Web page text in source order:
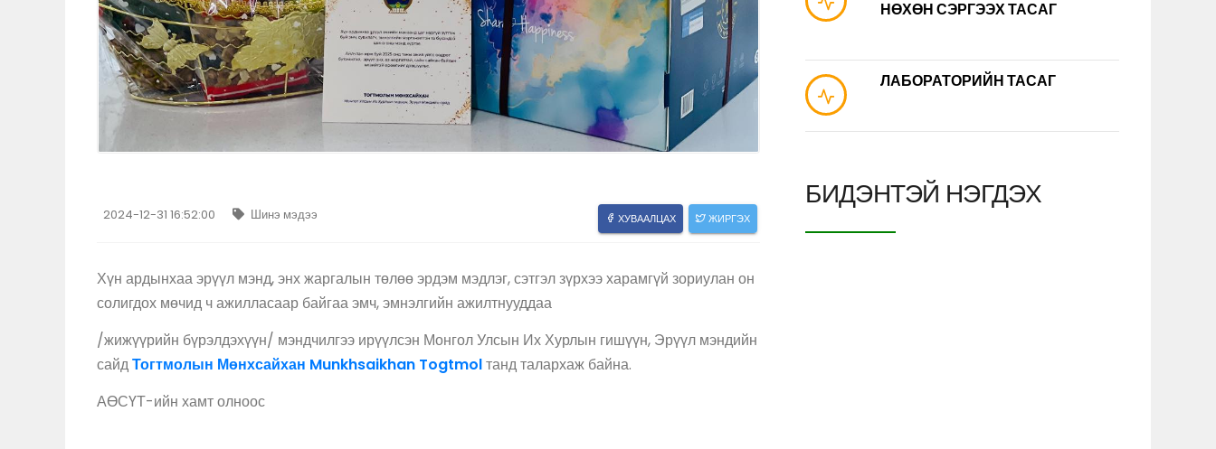
2024-12-31 16:52:00 Шинэ мэдээ ХУВААЛЦАХ ЖИРГЭХ
Хүн ардынхаа эрүүл мэнд, энх жаргалын төлөө эрдэм мэдлэг, сэтгэл зүрхээ харамгүй зориулан он
солигдох мөчид ч ажилласаар байгаа эмч, эмнэлгийн ажилтнууддаа
/жижүүрийн бүрэлдэхүүн/ мэндчилгээ ирүүлсэн Монгол Улсын Их Хурлын гишүүн, Эрүүл мэндийн
сайдТогтмолын Мөнхсайхан Munkhsaikhan Togtmolтанд талархаж байна.
АӨСҮТ-ийн хамт олноос
НӨХӨН СЭРГЭЭХ ТАСАГ
ЛАБОРАТОРИЙН ТАСАГ
БИДЭНТЭЙ НЭГДЭХ